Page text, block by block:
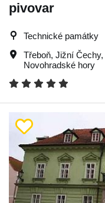
pivovar
Technické památky
Třeboň, Jižní Čechy,
Novohradské hory